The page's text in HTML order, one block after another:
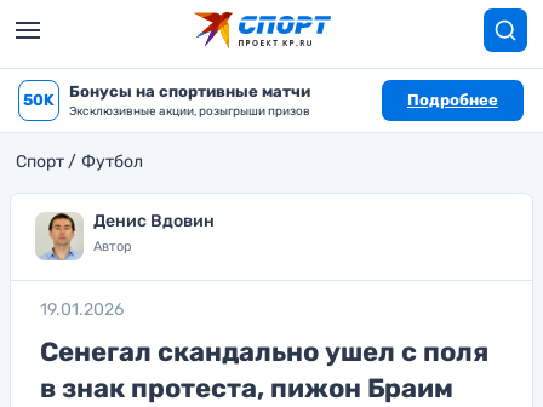
50K Бонусы на спортивные матчи
Эксклюзивные акции, розыгрыши призов
Подробнее
Спорт Футбол
Денис Вдовин
Автор
19.01.2026
Сенегал скандально ушел с поля
в знак протеста, пижон Браим